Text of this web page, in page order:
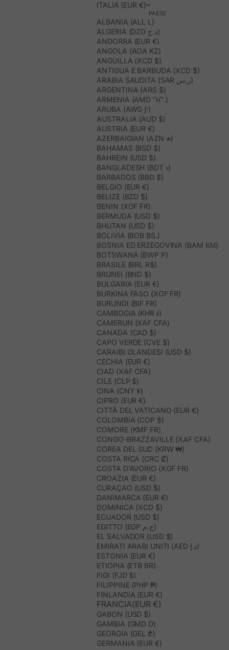
ITALIA (EUR €)
PAESE
ALBANIA (ALL L)
ALGERIA (DZD د.ج)
ANDORRA (EUR €)
ANGOLA (AOA KZ)
ANGUILLA (XCD $)
ANTIGUA E BARBUDA (XCD $)
ARABIA SAUDITA (SAR ر.س)
ARGENTINA (ARS $)
ARMENIA (AMD ԴՐ.)
ARUBA (AWG Ƒ)
AUSTRALIA (AUD $)
AUSTRIA (EUR €)
AZERBAIGIAN (AZN ₼)
BAHAMAS (BSD $)
BAHREIN (USD $)
BANGLADESH (BDT ৳)
BARBADOS (BBD $)
BELGIO (EUR €)
BELIZE (BZD $)
BENIN (XOF FR)
BERMUDA (USD $)
BHUTAN (USD $)
BOLIVIA (BOB BS.)
BOSNIA ED ERZEGOVINA (BAM КМ)
BOTSWANA (BWP P)
BRASILE (BRL R$)
BRUNEI (BND $)
BULGARIA (EUR €)
BURKINA FASO (XOF FR)
BURUNDI (BIF FR)
CAMBOGIA (KHR ៛)
CAMERUN (XAF CFA)
CANADA (CAD $)
CAPO VERDE (CVE $)
CARAIBI OLANDESI (USD $)
CECHIA (EUR €)
CIAD (XAF CFA)
CILE (CLP $)
CINA (CNY ¥)
CIPRO (EUR €)
CITTÀ DEL VATICANO (EUR €)
COLOMBIA (COP $)
COMORE (KMF FR)
CONGO-BRAZZAVILLE (XAF CFA)
COREA DEL SUD (KRW ₩)
COSTA RICA (CRC ₡)
COSTA D’AVORIO (XOF FR)
CROAZIA (EUR €)
CURAÇAO (USD $)
DANIMARCA (EUR €)
DOMINICA (XCD $)
ECUADOR (USD $)
EGITTO (EGP ج.م)
EL SALVADOR (USD $)
EMIRATI ARABI UNITI (AED د.إ)
ESTONIA (EUR €)
ETIOPIA (ETB BR)
FIGI (FJD $)
FILIPPINE (PHP ₱)
FINLANDIA (EUR €)
FRANCIA(EUR €)
GABON (USD $)
GAMBIA (GMD D)
GEORGIA (GEL ₾)
GERMANIA (EUR €)